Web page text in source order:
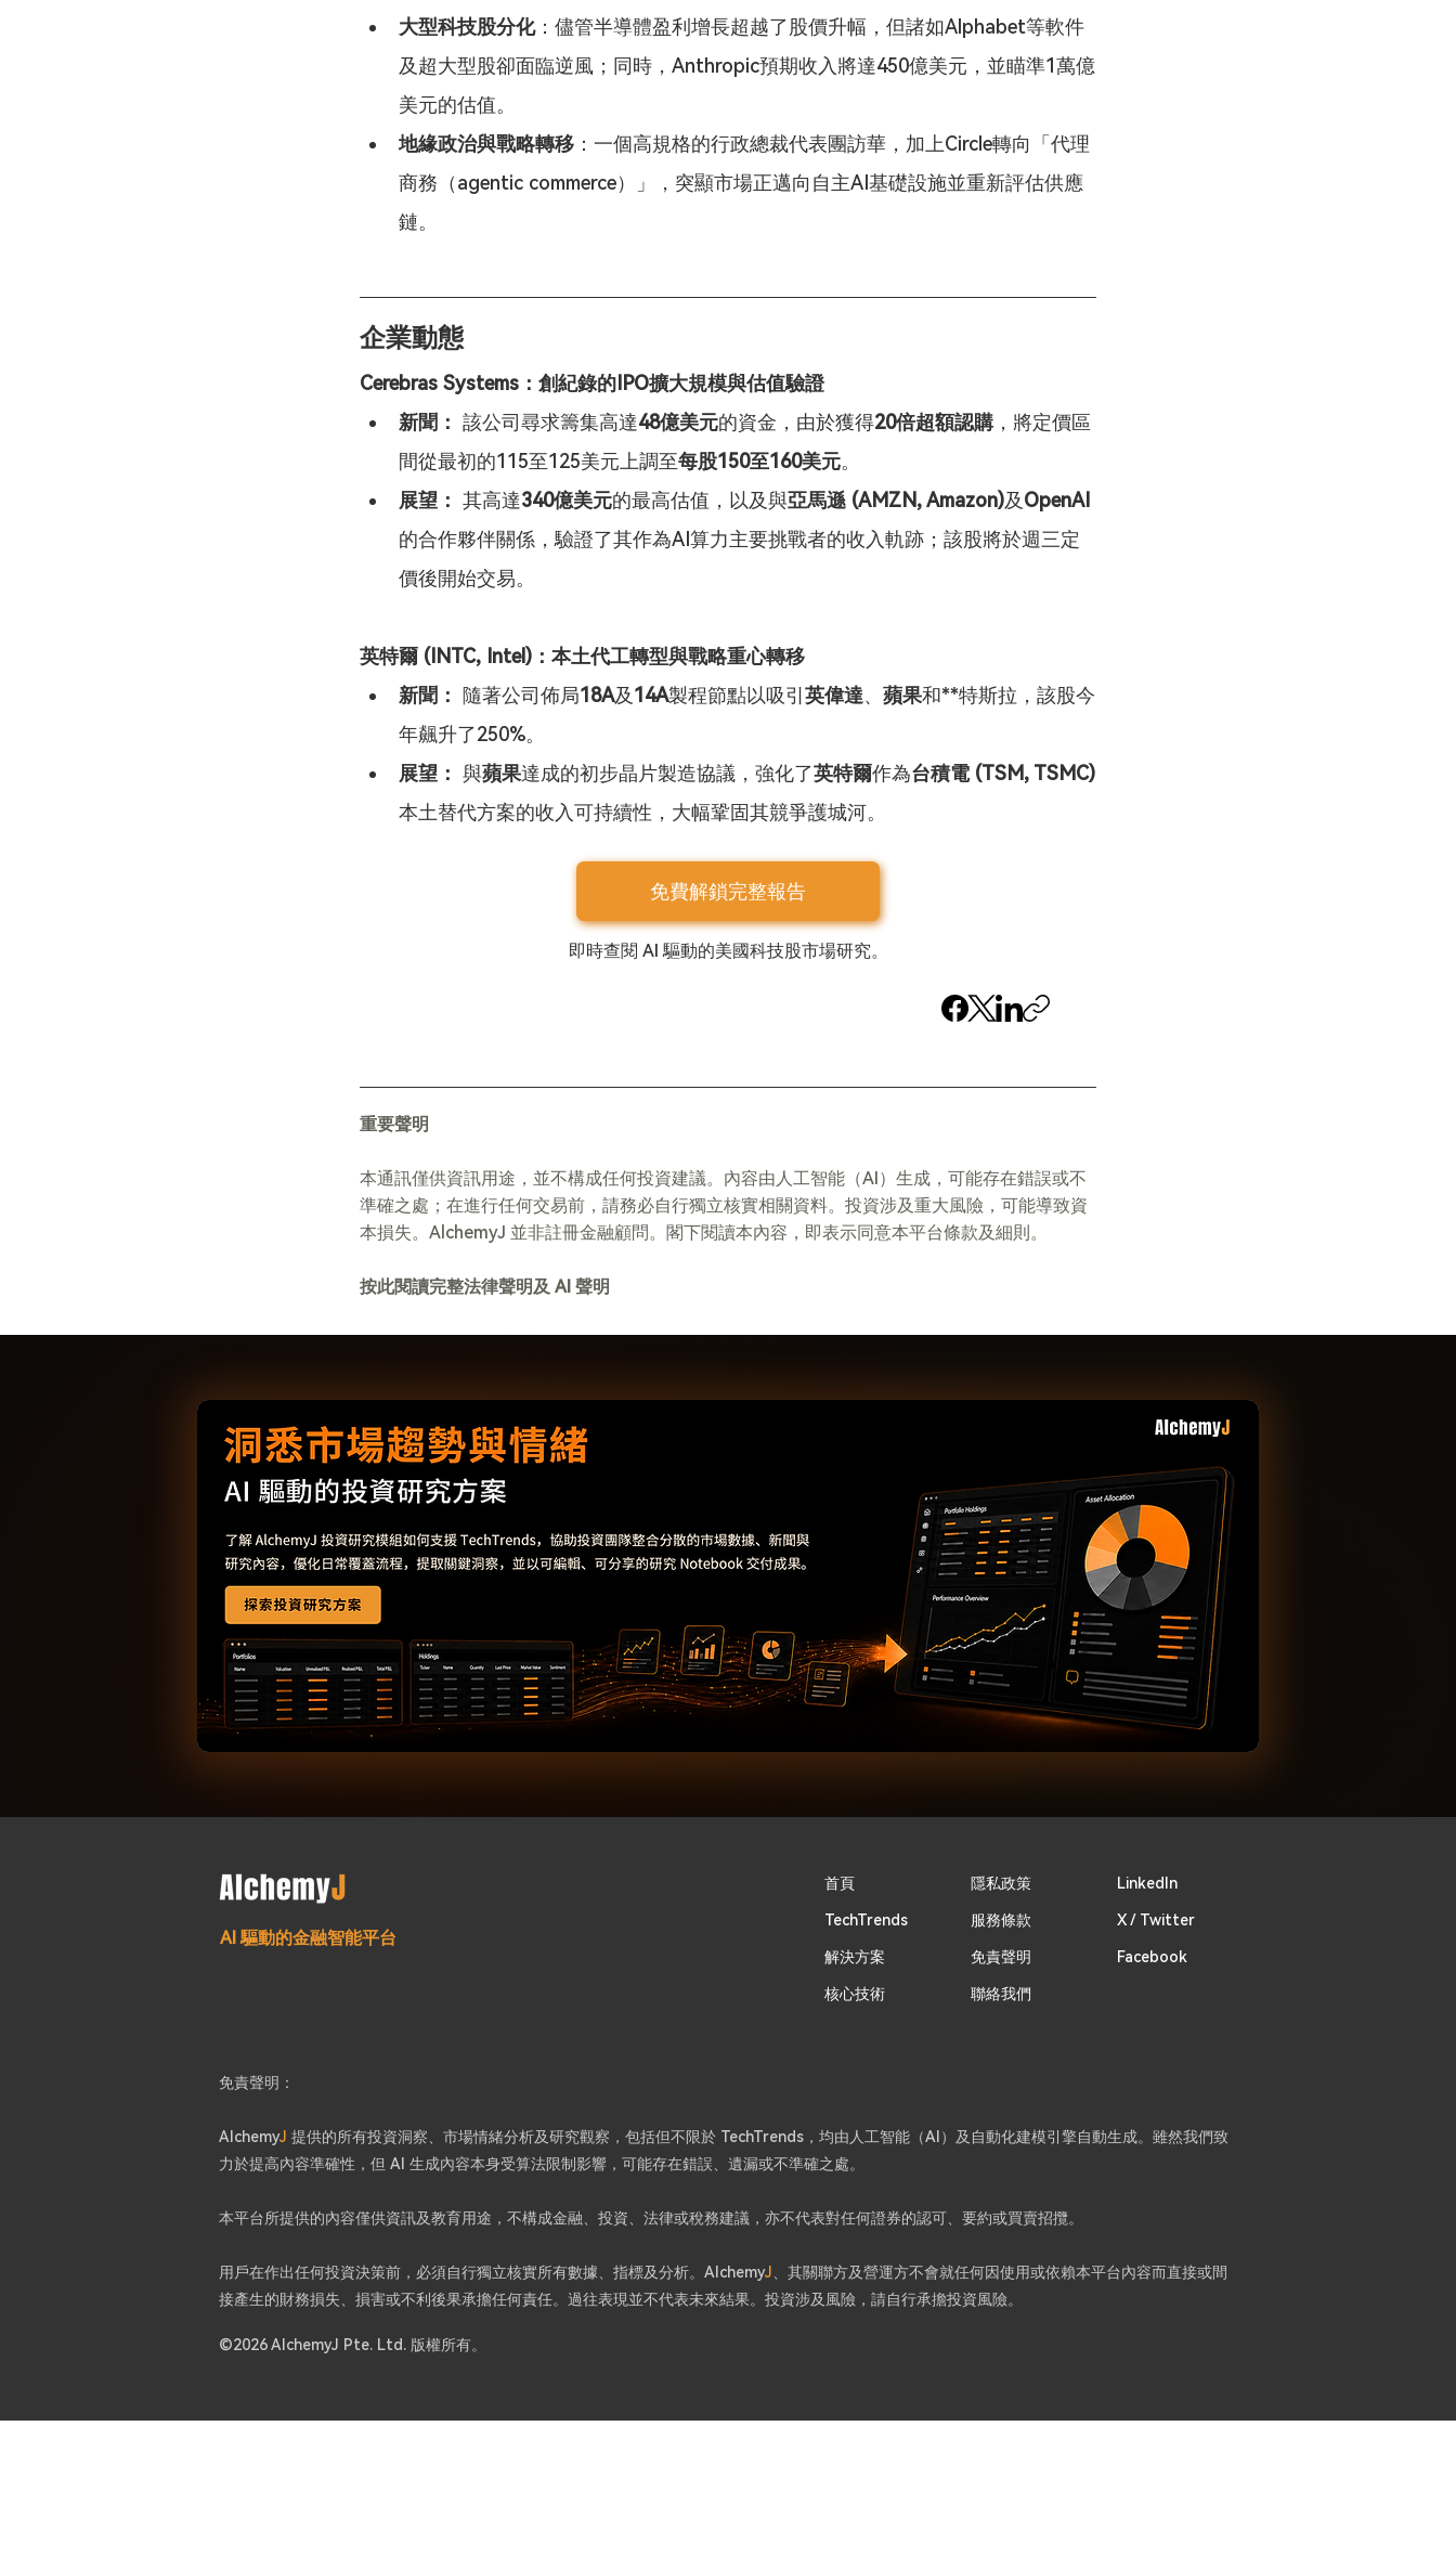
大型科技股分化：儘管半導體盈利增長超越了股價升幅，但諸如Alphabet等軟件
及超大型股卻面臨逆風；同時，Anthropic預期收入將達450億美元，並瞄準1萬億
美元的估值。
地緣政治與戰略轉移 ：一個高規格的行政總裁代表團訪華，加上Circle轉向「代理
商務（agentic commerce）」，突顯市場正邁向自主AI基礎設施並重新評估供應
鏈。
企業動態
Cerebras Systems：創紀錄的IPO擴大規模與估值驗證
新聞： 該公司尋求籌集高達48億美元的資金，由於獲得20倍超額認購 ，將定價區
間從最初的115至125美元上調至每股150至160美元。
展望： 其高達340億美元的最高估值，以及與亞馬遜 (AMZN, Amazon)及OpenAI
的合作夥伴關係，驗證了其作為AI算力主要挑戰者的收入軌跡；該股將於週三定
價後開始交易。
英特爾 (INTC, Intel)：本土代工轉型與戰略重心轉移
新聞：
隨著公司佈局18A及14A製程節點以吸引 英偉達、 蘋果和**特斯拉，該股今
年飆升了250%。
展望： 與蘋果達成的初步晶片製造協議，強化了英特爾作為台積電 (TSM, TSMC)
本土替代方案的收入可持續性，大幅鞏固其競爭護城河。
免費解鎖完整報告
即時查閱 AI 驅動的美國科技股市場研究。
重要聲明
本通訊僅供資訊用途，並不構成任何投資建議。內容由人工智能（AI）生成，可能存在錯誤或不
準確之處；在進行任何交易前，請務必自行獨立核實相關資料。投資涉及重大風險，可能導致資
本損失。AlchemyJ 並非註冊金融顧問。閣下閱讀本內容，即表示同意本平台條款及細則。
按此閱讀完整法律聲明及 AI 聲明
AI 驅動的金融智能平台
首頁 ​隱私政策 Linkedln
TechTrends ​服務條款 X / Twitter
​解決方案 免責聲明 Facebook
核心技術 聯絡我們
免責聲明：
AlchemyJ 提供的所有投資洞察、市場情緒分析及研究觀察，包括但不限於 TechTrends，均由人工智能（AI）及自動化建模引擎自動生成。雖然我們致
力於提高內容準確性，但 AI 生成內容本身受算法限制影響，可能存在錯誤、遺漏或不準確之處。
本平台所提供的內容僅供資訊及教育用途，不構成金融、投資、法律或稅務建議，亦不代表對任何證券的認可、要約或買賣招攬。
用戶在作出任何投資決策前，必須自行獨立核實所有數據、指標及分析。AlchemyJ 、其關聯方及營運方不會就任何因使用或依賴本平台內容而直接或間
接產生的財務損失、損害或不利後果承擔任何責任。過往表現並不代表未來結果。投資涉及風險，請自行承擔投資風險。
©2026 AlchemyJ Pte. Ltd. 版權所有。